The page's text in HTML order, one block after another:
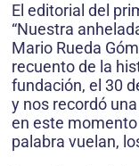
El editorial del
“Nuestra
Mario Rueda
recuento de la
fundación, el 30
y nos recordó
en este
palabra vuelan,